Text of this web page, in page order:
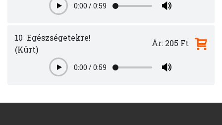
Play0:00 /0:59
10 Egészségetekre!
(Kürt)
Play0:00 /0:59
Ár: 205 Ft